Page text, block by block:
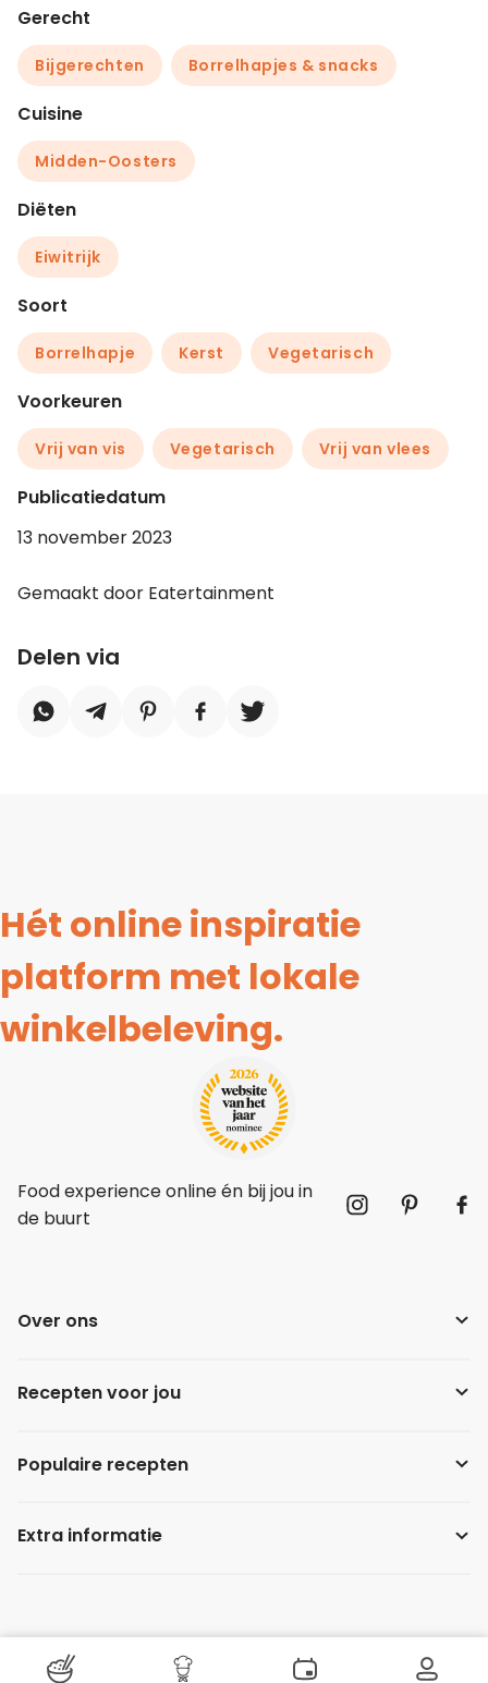
Gerecht
Bijgerechten Borrelhapjes & snacks
Cuisine
Midden-Oosters
Diëten
Eiwitrijk
Soort
Borrelhapje Kerst Vegetarisch
Voorkeuren
Vrij van vis Vegetarisch Vrij van vlees
Publicatiedatum
13 november 2023
Gemaakt door Eatertainment
Delen via
Hét online inspiratie
platform met lokale
winkelbeleving.
Food experience online én bij jou in
de buurt
Over ons
Recepten voor jou
Populaire recepten
Extra informatie